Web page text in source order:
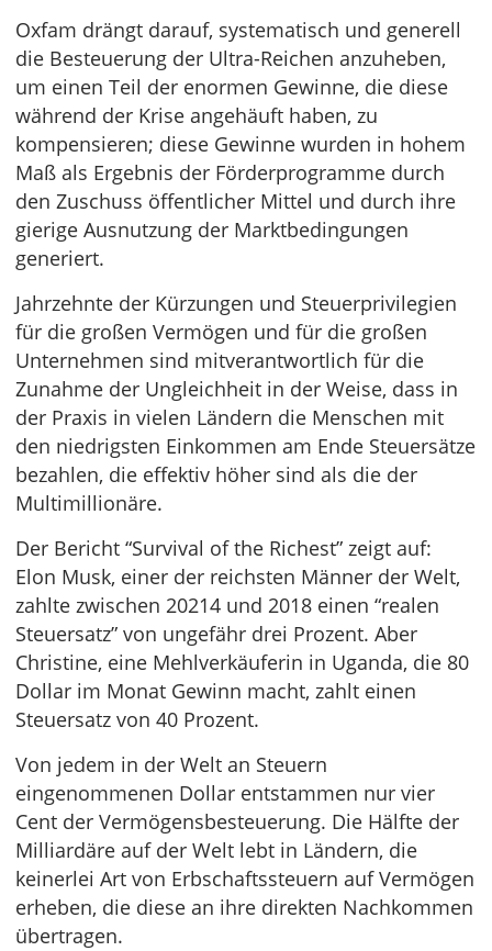
Oxfam drängt darauf, systematisch und generell
die Besteuerung der Ultra-Reichen anzuheben,
um einen Teil der enormen Gewinne, die diese
während der Krise angehäuft haben, zu
kompensieren; diese Gewinne wurden in hohem
Maß als Ergebnis der Förderprogramme durch
den Zuschuss öffentlicher Mittel und durch ihre
gierige Ausnutzung der Marktbedingungen
generiert.
Jahrzehnte der Kürzungen und Steuerprivilegien
für die großen Vermögen und für die großen
Unternehmen sind mitverantwortlich für die
Zunahme der Ungleichheit in der Weise, dass in
der Praxis in vielen Ländern die Menschen mit
den niedrigsten Einkommen am Ende Steuersätze
bezahlen, die effektiv höher sind als die der
Multimillionäre.
Der Bericht “Survival of the Richest” zeigt auf:
Elon Musk, einer der reichsten Männer der Welt,
zahlte zwischen 20214 und 2018 einen “realen
Steuersatz” von ungefähr drei Prozent. Aber
Christine, eine Mehlverkäuferin in Uganda, die 80
Dollar im Monat Gewinn macht, zahlt einen
Steuersatz von 40 Prozent.
Von jedem in der Welt an Steuern
eingenommenen Dollar entstammen nur vier
Cent der Vermögensbesteuerung. Die Hälfte der
Milliardäre auf der Welt lebt in Ländern, die
keinerlei Art von Erbschaftssteuern auf Vermögen
erheben, die diese an ihre direkten Nachkommen
übertragen.